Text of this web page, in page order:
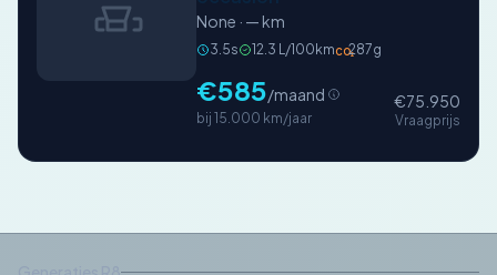
None · — km
3.5s 12.3 L/100kmCO₂287g
€585/maand
bij 15.000 km/jaar
€75.950
Vraagprijs